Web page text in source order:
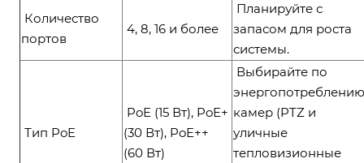
Количество
портов
4, 8, 16 и более
Планируйте с
запасом для роста
системы.
Тип PoE
PoE (15 Вт), PoE+
(30 Вт), PoE++
(60 Вт)
Выбирайте по
энергопотреблению
камер (PTZ и
уличные
тепловизионные